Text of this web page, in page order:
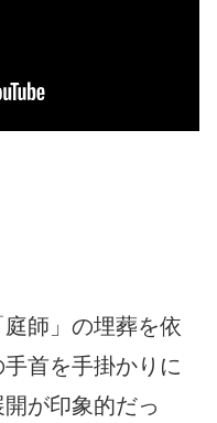
師」の埋葬を依
首を手掛かりに
が印象的だっ